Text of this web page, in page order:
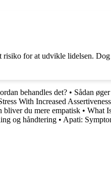
for at udvikle lidelsen. Dog
behandles det? • Sådan
With Increased Assertiveness
bliver du mere empatisk • What
og håndtering • Apati: